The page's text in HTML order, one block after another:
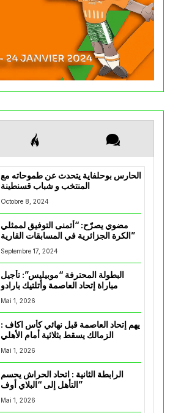
الحارس بوحلفاية يتحدث عن طموحاته مع
المنتخب و شباب قسنطينة
Octobre 8, 2024
مضوي يصرّح: “أتمنى التوفيق لممثلي
الكرة الجزائرية في المسابقات القارية”
Septembre 17, 2024
البطولة المحترفة “موبيليس”: تأجيل
مباراة إتحاد العاصمة وأتلتيك بارادو
Mai 1, 2026
يهم إتحاد العاصمة قبل نهائي كأس اكاف :
Mai 1, 2026
الرابطة الثانية : اتحاد الحراش يحسم
التأهل إلى “البلاي أوف”
Mai 1, 2026